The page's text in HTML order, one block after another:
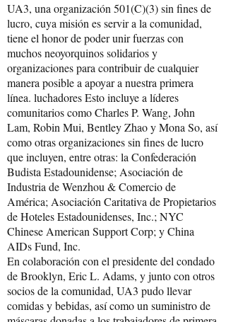
UA3, una organización 501(C)(3) sin fines de
lucro, cuya misión es servir a la comunidad,
tiene el honor de poder unir fuerzas con
muchos neoyorquinos solidarios y
organizaciones para contribuir de cualquier
manera posible a apoyar a nuestra primera
línea. luchadores Esto incluye a líderes
comunitarios como Charles P. Wang, John
Lam, Robin Mui, Bentley Zhao y Mona So, así
como otras organizaciones sin fines de lucro
que incluyen, entre otras: la Confederación
Budista Estadounidense; Asociación de
Industria de Wenzhou & Comercio de
América; Asociación Caritativa de Propietarios
de Hoteles Estadounidenses, Inc.; NYC
Chinese American Support Corp; y China
AIDs Fund, Inc.
En colaboración con el presidente del condado
de Brooklyn, Eric L. Adams, y junto con otros
socios de la comunidad, UA3 pudo llevar
comidas y bebidas, así como un suministro de